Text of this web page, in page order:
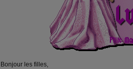
Bonjour les filles,